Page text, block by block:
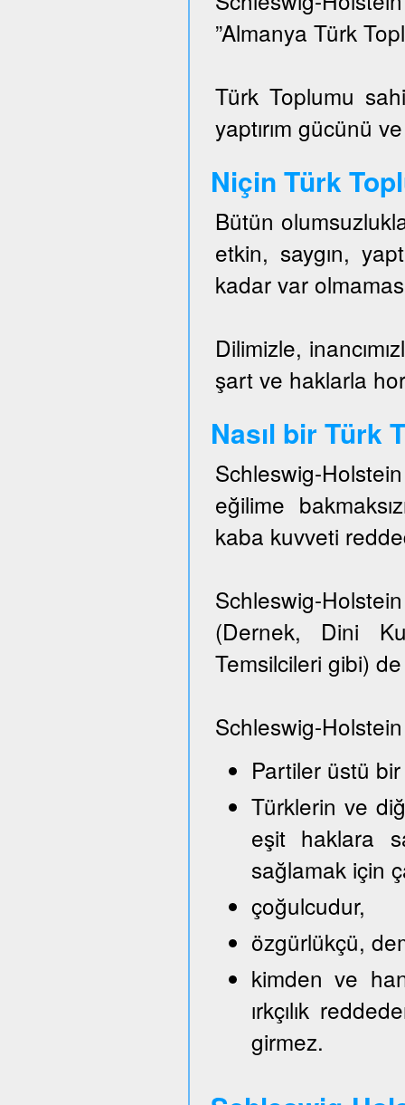
”Almanya Türk
Türk Toplumu
yaptırım gücünü
Niçin Türk
Bütün
etkin, saygın,
kadar var
Dilimizle,
şart ve haklarla
Nasıl bir Türk
Schleswig-
eğilime
kaba kuvveti
Schleswig-
(Dernek, Dini
Temsilcileri gibi)
Schleswig-
Partiler üstü
Türklerin ve
eşit haklara
sağlamak için
çoğulcudur,
özgürlükçü,
kimden ve
ırkçılık
girmez.